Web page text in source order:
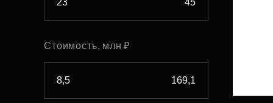
Стоимость, млн ₽